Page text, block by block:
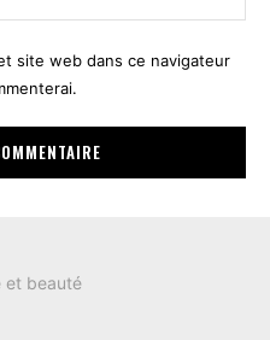
:
site web dans ce navigateur
et beauté